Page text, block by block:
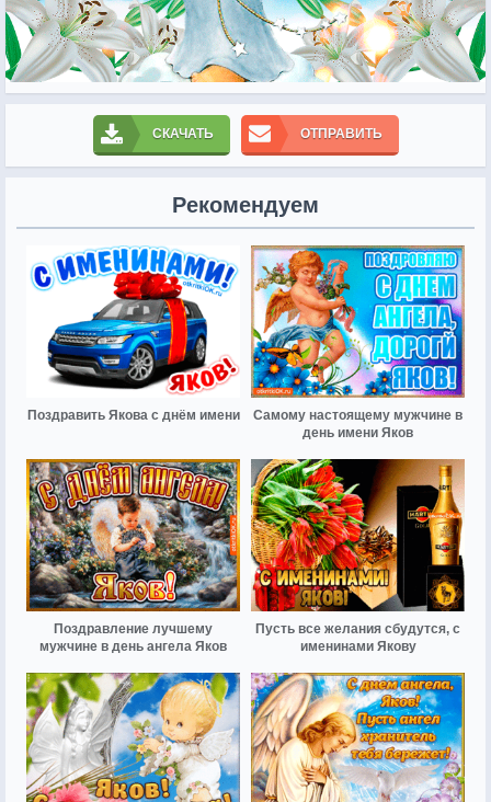
СКАЧАТЬ ОТПРАВИТЬ
Рекомендуем
Поздравить Якова с днём имени
Самому настоящему мужчине в
день имени Яков
Поздравление лучшему
мужчине в день ангела Яков
Пусть все желания сбудутся, с
именинами Якову